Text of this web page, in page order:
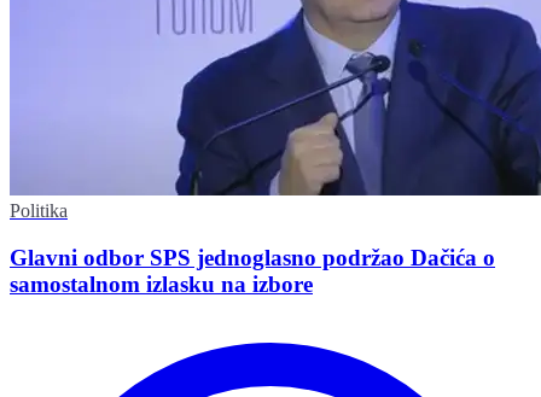
Politika
Glavni odbor SPS jednoglasno podržao Dačića o
samostalnom izlasku na izbore